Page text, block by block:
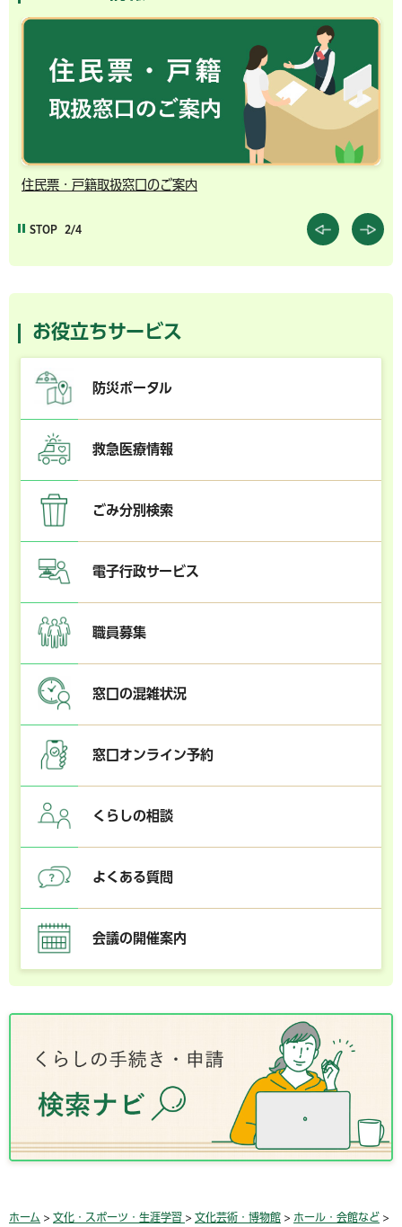
住民票・戸籍取扱窓口のご案内
STOP 2/4
お役立ちサービス
防災ポータル
救急医療情報
ごみ分別検索
電子行政サービス
職員募集
窓口の混雑状況
窓口オンライン予約
くらしの相談
よくある質問
会議の開催案内
ホーム > 文化・スポーツ・生涯学習 > 文化芸術・博物館 > ホール・会館など >